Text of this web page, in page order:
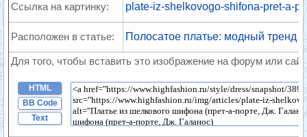
Ссылка на картинку: plate-iz-shelkovogo-shifona-pret-a-
Расположен в статье: Полосатое платье: модный тренд с
Для того, чтобы вставить это изображение на форум или
HTML
BB Code
Text